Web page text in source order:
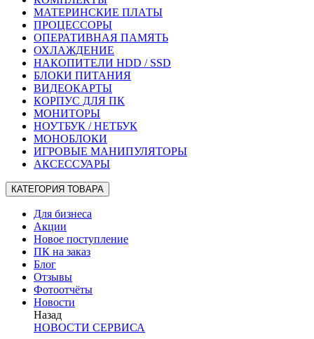
МАТЕРИНСКИЕ ПЛАТЫ
ПРОЦЕССОРЫ
ОПЕРАТИВНАЯ ПАМЯТЬ
ОХЛАЖДЕНИЕ
НАКОПИТЕЛИ HDD / SSD
БЛОКИ ПИТАНИЯ
ВИДЕОКАРТЫ
КОРПУС ДЛЯ ПК
МОНИТОРЫ
НОУТБУК / НЕТБУК
МОНОБЛОКИ
ИГРОВЫЕ МАНИПУЛЯТОРЫ
АКСЕССУАРЫ
КАТЕГОРИЯ ТОВАРА
Для бизнеса
Акции
Новое поступление
ПК на заказ
Блог
Отзывы
Фотоотчёты
Новости
Назад
НОВОСТИ СЕРВИСА